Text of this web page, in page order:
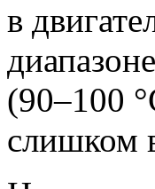
в
(90–100
слишком